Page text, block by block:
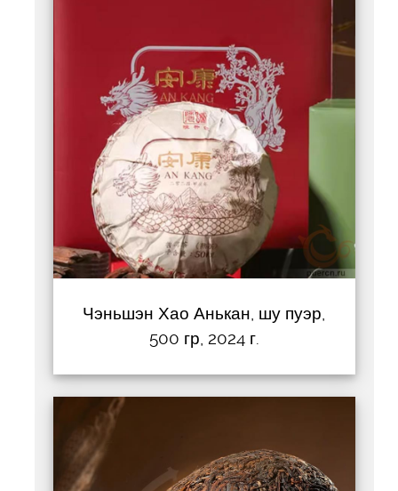
Чэньшэн Хао Анькан, шу пуэр,
500 гр, 2024 г.